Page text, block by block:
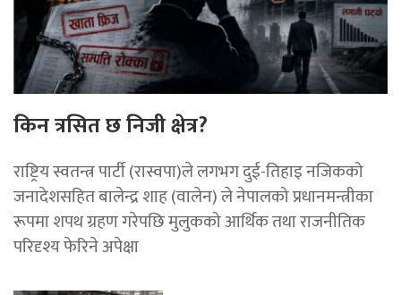
किन त्रसित छ निजी क्षेत्र?
राष्ट्रिय स्वतन्त्र पार्टी (रास्वपा)ले लगभग दुई-तिहाइ नजिकको
जनादेशसहित बालेन्द्र शाह (वालेन) ले नेपालको प्रधानमन्त्रीका
रूपमा शपथ ग्रहण गरेपछि मुलुकको आर्थिक तथा राजनीतिक
परिदृश्य फेरिने अपेक्षा